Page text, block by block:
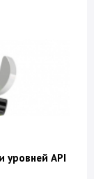
уровней API